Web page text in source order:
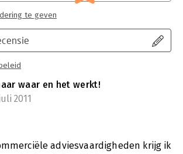
te geven
waar en het werkt!
2011
adviesvaardigheden krijg ik